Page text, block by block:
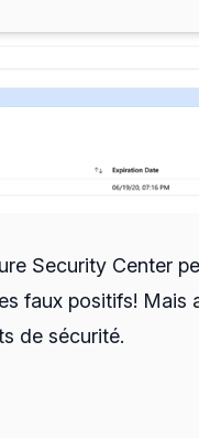
Security Center
faux positifs!
de sécurité.